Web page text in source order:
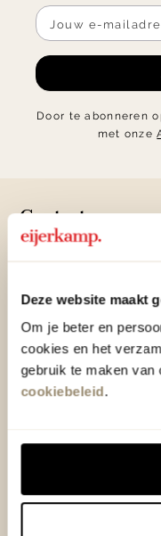
Deze website maakt
Om je beter en
cookies en het
gebruik te maken van
cookiebeleid.
Door te abonneren
met onze
Contact
+31 575 583
Winkels
Woonwinkel
Woonwinkel
Adres &